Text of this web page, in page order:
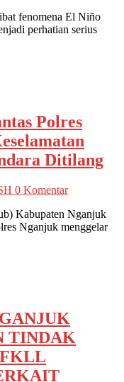
fenomena El Niño
perhatian serius
Polres
Ditilang
0 Komentar
Kabupaten Nganjuk
Nganjuk menggelar
TINDAK